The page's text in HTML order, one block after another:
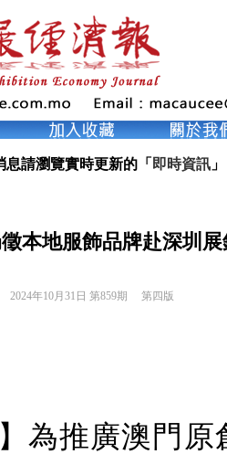
請瀏覽實時更新的「 即時資訊 」
本地服飾品牌赴深圳展
2024年10月31日 第859期 第四版
】為推廣澳門